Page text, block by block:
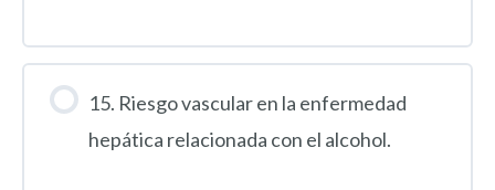
15. Riesgo vascular en la enfermedad
hepática relacionada con el alcohol.